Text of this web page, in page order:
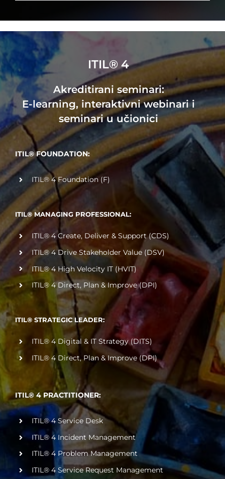
ITIL® 4
Akreditirani seminari:
E-learning, interaktivni webinari i
seminari u učionici
ITIL® FOUNDATION:
ITIL® 4 Foundation (F)
ITIL® MANAGING PROFESSIONAL:
ITIL® 4 Create, Deliver & Support (CDS)
ITIL® 4 Drive Stakeholder Value (DSV)
ITIL® 4 High Velocity IT (HVIT)
ITIL® 4 Direct, Plan & Improve (DPI)
ITIL® STRATEGIC LEADER:
ITIL® 4 Digital & IT Strategy (DITS)
ITIL® 4 Direct, Plan & Improve (DPI)
ITIL® 4 PRACTITIONER:
ITIL® 4 Service Desk
ITIL® 4 Incident Management
ITIL® 4 Problem Management
ITIL® 4 Service Request Management